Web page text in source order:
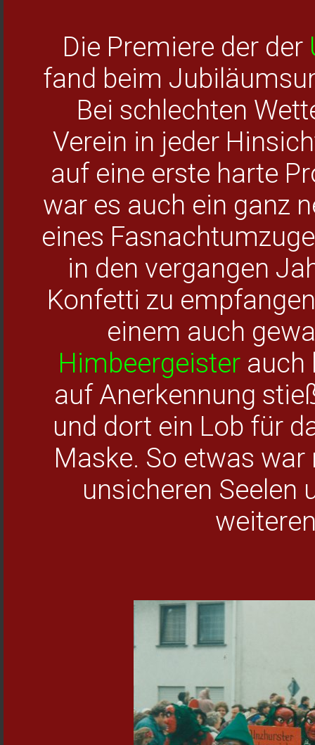
Die Premiere der der
fand beim
Bei schlechten
Verein in jeder
auf eine erste harte
war es auch ein ganz
eines
in den vergangen
Konfetti zu
einem auch
Himbeergeister auch
auf Anerkennung
und dort ein Lob für
Maske. So etwas
unsicheren Seelen